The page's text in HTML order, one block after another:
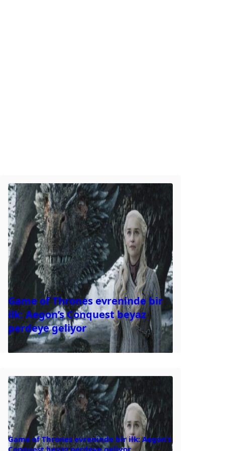
Game of Thrones evreninde bir
ilk: Aegon’s Conquest beyaz
perdeye geliyor
Game of Thrones evreninde bir ilk: Aegon’s